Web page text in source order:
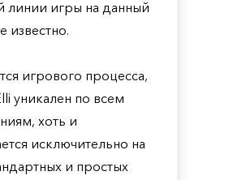
линии игры на данный
известно.
игрового процесса,
уникален по всем
хоть и
исключительно на
и простых